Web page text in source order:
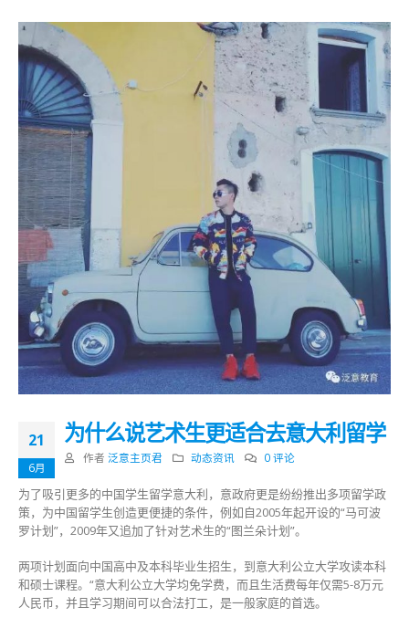
21
6月
为什么说艺术生更适合去意大利留学
作者 泛意主页君 动态资讯 0 评论
为了吸引更多的中国学生留学意大利，意政府更是纷纷推出多项留学政
策，为中国留学生创造更便捷的条件，例如自2005年起开设的“马可波
罗计划”，2009年又追加了针对艺术生的“图兰朵计划”。
两项计划面向中国高中及本科毕业生招生，到意大利公立大学攻读本科
和硕士课程。“意大利公立大学均免学费，而且生活费每年仅需5-8万元
人民币，并且学习期间可以合法打工，是一般家庭的首选。